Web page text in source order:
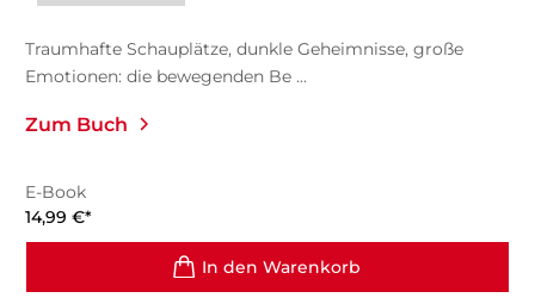
Traumhafte Schauplätze, dunkle Geheimnisse, große
Emotionen: die bewegenden Be ...
Zum Buch
E-Book
14,99 €*
In den Warenkorb